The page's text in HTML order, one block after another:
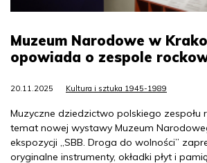
Muzeum Narodowe w
opowiada o zespole
20.11.2025 Kultura i sztuka 1945-1989
Muzyczne dziedzictwo polskiego zespołu
temat nowej wystawy Muzeum
ekspozycji „SBB. Droga do wolności”
oryginalne instrumenty, okładki płyt i